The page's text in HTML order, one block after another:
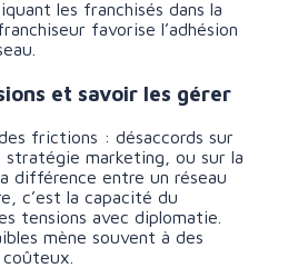
les franchisés dans la
favorise l’adhésion
et savoir les gérer
frictions : désaccords sur
stratégie marketing, ou sur la
différence entre un réseau
c’est la capacité du
tensions avec diplomatie.
mène souvent à des